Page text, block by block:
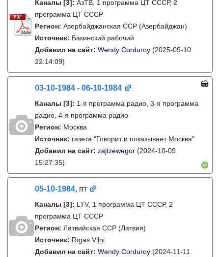
Каналы [3]: АзТВ, 1 программа ЦТ СССР, 2
программа ЦТ СССР
Регион: Азербайджанская ССР (Азербайджан)
Источник: Бакинский рабочий
Добавил на сайт: Wendy Corduroy (2025-09-10
22:14:09)
03-10-1984 - 06-10-1984
Каналы [3]: 1-я программа радио, 3-я программа
радио, 4-я программа радио
Регион: Москва
Источник: газета "Говорит и показывает Москва"
Добавил на сайт: zajtzewegor (2024-10-09
15:27:35)
05-10-1984, пт
Каналы [3]: LTV, 1 программа ЦТ СССР, 2
программа ЦТ СССР
Регион: Латвийская ССР (Латвия)
Источник: Rīgas Viļņi
Добавил на сайт: Wendy Corduroy (2024-11-11